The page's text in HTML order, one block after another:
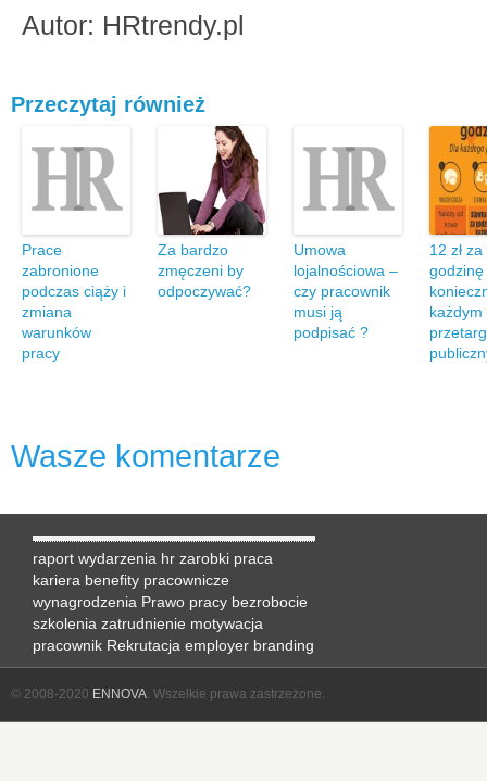
Autor: HRtrendy.pl
Przeczytaj również
Prace
zabronione
podczas ciąży i
zmiana
warunków
pracy
Za bardzo
zmęczeni by
odpoczywać?
Umowa
lojalnościowa –
czy pracownik
musi ją
podpisać ?
12 zł za
godzinę
każdym
Wasze komentarze
raport wydarzenia hr zarobki praca
kariera benefity pracownicze
wynagrodzenia Prawo pracy bezrobocie
szkolenia zatrudnienie motywacja
pracownik Rekrutacja employer branding
© 2008-2020 ENNOVA. Wszelkie prawa zastrzeżone.